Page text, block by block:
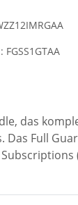
FGSS1GTAA
das
Das Full